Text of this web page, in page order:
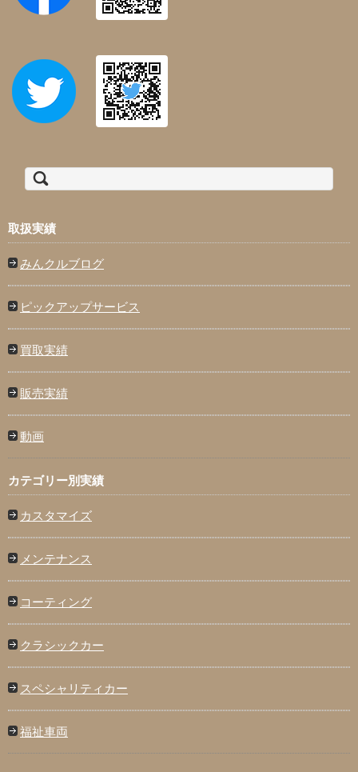
検索:
取扱実績
みんクルブログ
ピックアップサービス
買取実績
販売実績
動画
カテゴリー別実績
カスタマイズ
メンテナンス
コーティング
クラシックカー
スペシャリティカー
福祉車両